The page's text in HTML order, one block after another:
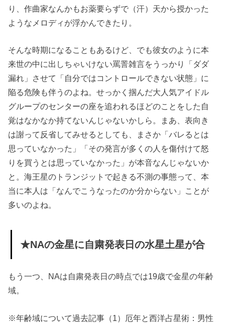
り、作曲家なんかもお薬要らずで（汗）天から授かった
ようなメロディが浮かんできたり。
そんな時期になることもあるけど、でも彼女のように本
来世の中に出しちゃいけない罵詈雑言をうっかり「ダダ
漏れ」させて「自分ではコントロールできない状態」に
陥る危険も伴うのよね。せっかく掴んだ大人気アイドル
グループのセンターの座を追われるほどのことをした自
覚はなかなか持てないんじゃないかしら。まあ、表向き
は謝って反省してみせるとしても、まさか「バレるとは
思っていなかった」「その発言が多くの人を傷付けて怒
りを買うとは思っていなかった」が本音なんじゃないか
と。海王星のトランジットで起きる不測の事態って、本
当に本人は「なんでこうなったのか分からない」ことが
多いのよね。
★NAの金星に自粛発表日の水星土星が合
もう一つ、NAは自粛発表日の時点では19歳で金星の年齢
域。
※年齢域について過去記事（1）厄年と西洋占星術：男性